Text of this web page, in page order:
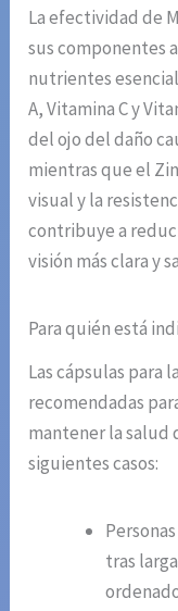
La efectividad de
sus componentes
nutrientes
A, Vitamina C y
del ojo del daño
mientras que el
visual y la
contribuye a
visión más clara y
Para quién está
Las cápsulas para
recomendadas
mantener la salud
siguientes casos:
tras